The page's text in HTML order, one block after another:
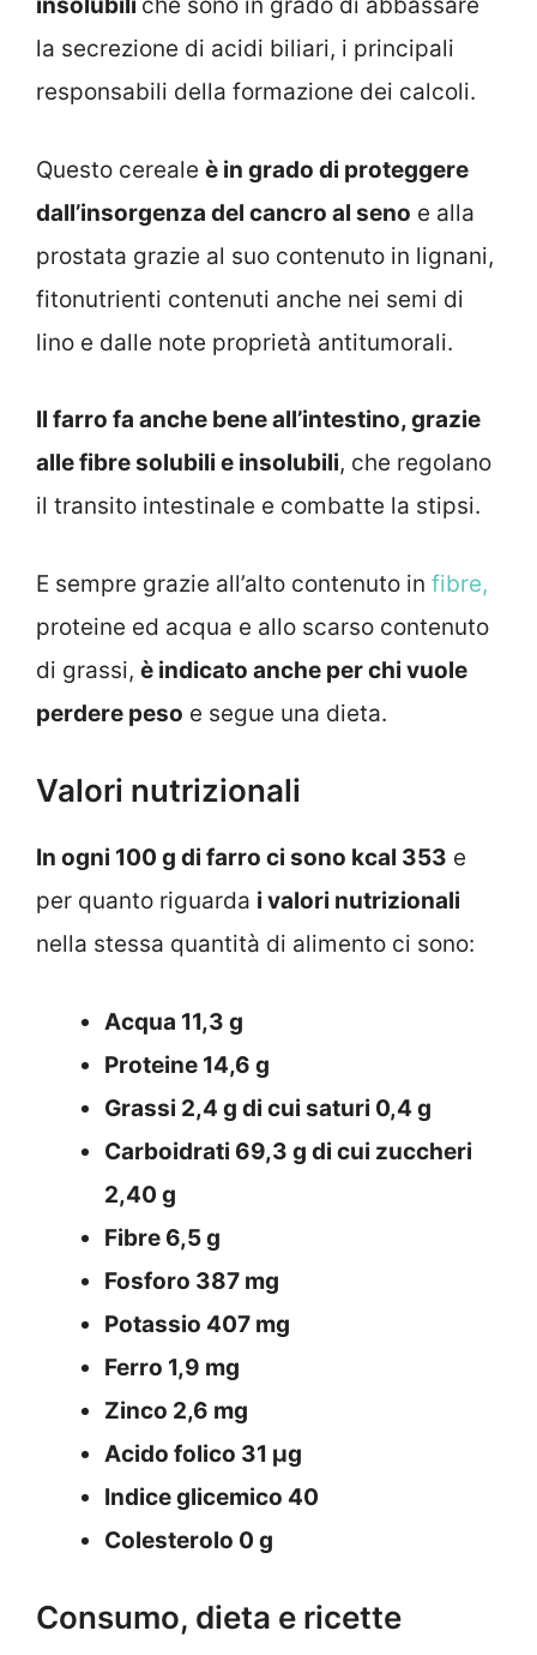
la secrezione di acidi biliari, i principali
responsabili della formazione dei calcoli.
Questo cereale è in grado di proteggere
dall’insorgenza del cancro al seno e alla
prostata grazie al suo contenuto in lignani,
fitonutrienti contenuti anche nei semi di
lino e dalle note proprietà antitumorali.
Il farro fa anche bene all’intestino, grazie
alle fibre solubili e insolubili, che regolano
il transito intestinale e combatte la stipsi.
E sempre grazie all’alto contenuto in fibre,
proteine ed acqua e allo scarso contenuto
di grassi, è indicato anche per chi vuole
perdere peso e segue una dieta.
Valori nutrizionali
In ogni 100 g di farro ci sono kcal 353 e
per quanto riguarda i valori nutrizionali
nella stessa quantità di alimento ci sono:
Acqua 11,3 g
Proteine 14,6 g
Grassi 2,4 g di cui saturi 0,4 g
Carboidrati 69,3 g di cui zuccheri
2,40 g
Fibre 6,5 g
Fosforo 387 mg
Potassio 407 mg
Ferro 1,9 mg
Zinco 2,6 mg
Acido folico 31 μg
Indice glicemico 40
Colesterolo 0 g
Consumo, dieta e ricette